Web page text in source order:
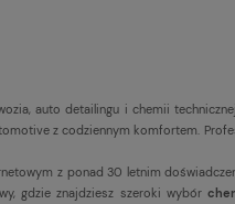
auto detailingu i chemii
z codziennym komfortem.
z ponad 30 letnim
gdzie znajdziesz szeroki wybór